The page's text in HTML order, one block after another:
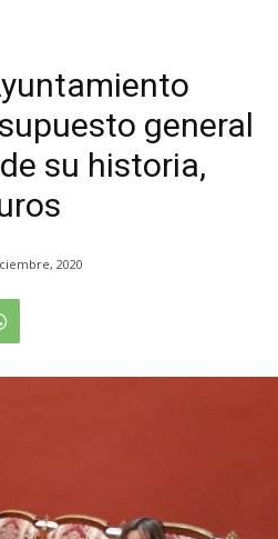
general
su historia,
2020